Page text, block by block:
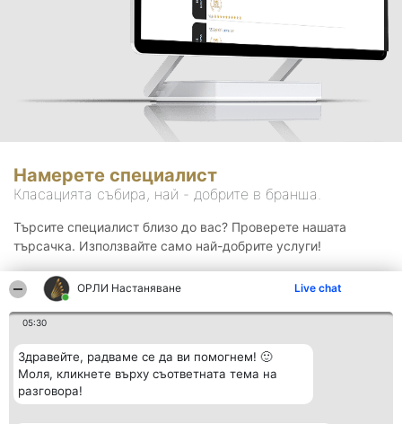
ОРЛИ Настаняване Live chat
05:30
Здравейте, радваме се да ви помогнем! 🙂
Моля, кликнете върху съответната тема на
разговора!
Намерете специалист
Класацията събира, най - добрите в бранша.
Търсите специалист близо до вас? Проверете нашата
търсачка. Използвайте само най-добрите услуги!